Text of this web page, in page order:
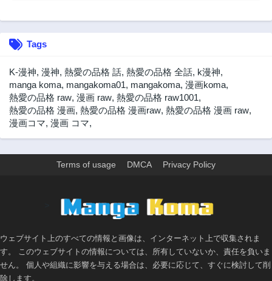
29話
3年前
27話 26話
3年前
25話
3年前
24話
3年前
20話
3年前
3年前 3年前
15話
3年前
14話
3年前
Tags
K-漫神, 漫神, 熱愛の品格 話, 熱愛の品格 全話, k漫神,
manga koma, mangakoma01, mangakoma, 漫画koma,
熱愛の品格 raw, 漫画 raw, 熱愛の品格 raw1001,
熱愛の品格 漫画, 熱愛の品格 漫画raw, 熱愛の品格 漫画 raw,
漫画コマ, 漫画 コマ,
Terms of usage DMCA Privacy Policy
ウェブサイト上のすべての情報と画像は、インターネット上で収集されま
す。 このウェブサイトの情報については、所有していないか、責任を負いま
せん。 個人や組織に影響を与える場合は、必要に応じて、すぐに検討して削
除します。